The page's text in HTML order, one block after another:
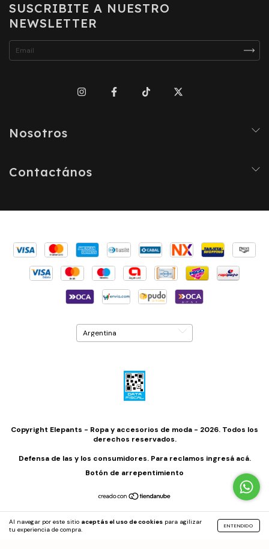
Al navegar por este sitio aceptás el uso de cookies para agilizar
tu experiencia de compra.
ENTENDIDO
SUSCRIBITE A NUESTRO
NEWSLETTER
Nosotros
Contactános
Copyright Elepants - Ropa y accesorios de moda - 2026. Todos los
derechos reservados.
Defensa de las y los consumidores. Para reclamos ingresá acá.
Botón de arrepentimiento